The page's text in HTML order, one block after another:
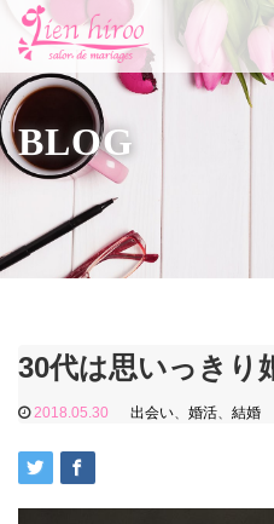
BLOG
30代は思いっきり
2018.05.30 出会い、 婚活、 結婚